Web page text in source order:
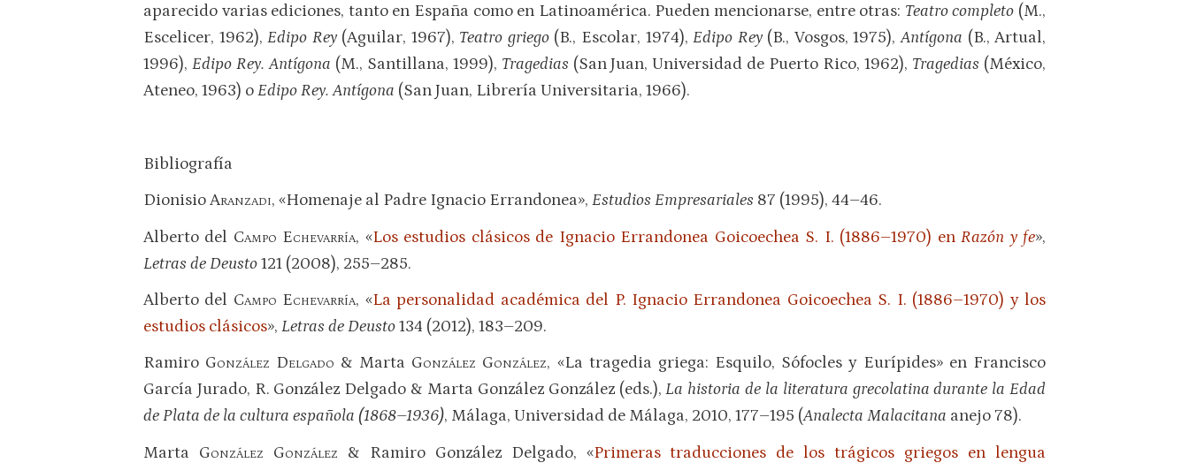
aparecido varias ediciones, tanto en España como en Latinoamérica. Pueden mencionarse, entre otras: Teatro completo (M.,
Escelicer, 1962),Edipo Rey (Aguilar, 1967), Teatro griego(B., Escolar, 1974),Edipo Rey(B., Vosgos, 1975),Antígona (B., Artual,
1996), Edipo Rey. Antígona (M., Santillana, 1999), Tragedias (San Juan, Universidad de Puerto Rico, 1962), Tragedias (México,
Ateneo, 1963) oEdipo Rey. Antígona (San Juan, Librería Universitaria, 1966).
Bibliografía
DionisioAranzadi, «Homenaje al Padre Ignacio Errandonea», Estudios Empresariales 87 (1995), 44–46.
Alberto del Campo Echevarría, «Los estudios clásicos de Ignacio Errandonea Goicoechea S. I. (1886–1970) enRazón y fe»,
Letras de Deusto121 (2008), 255–285.
Alberto del Campo Echevarría, «La personalidad académica del P. Ignacio Errandonea Goicoechea S. I. (1886–1970) y los
estudios clásicos», Letras de Deusto134 (2012), 183–209.
Ramiro González Delgado & Marta González González, «La tragedia griega: Esquilo, Sófocles y Eurípides» en Francisco
García Jurado, R. González Delgado & Marta González González (eds.),La historia de la literatura grecolatina durante la Edad
de Plata de la cultura española (1868–1936), Málaga, Universidad de Málaga, 2010, 177–195 (Analecta Malacitana anejo 78).
Marta González González & Ramiro González Delgado, «Primeras traducciones de los trágicos griegos en lengua